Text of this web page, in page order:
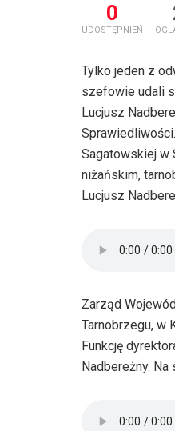
0
UDOSTĘPNIEŃ
Tylko jeden z
szefowie udali
Lucjusz
Sagatowskiej w
niżańskim,
Lucjusz
Zarząd
Tarnobrzegu, w
Funkcję
Nadbereżny.